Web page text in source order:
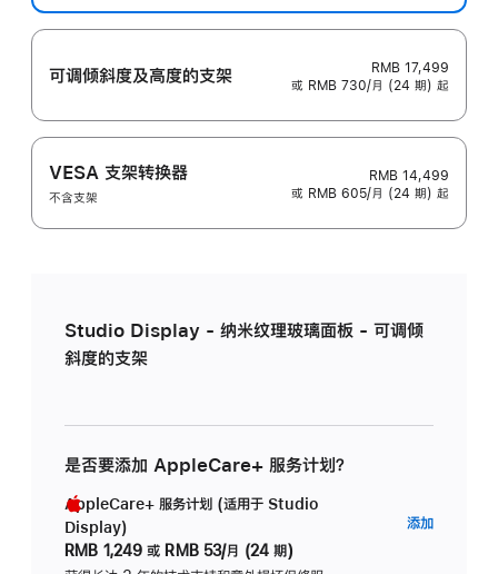
可调倾斜度及高‍度的支‍架
RMB 17,499
或 RMB 730/月 (24 期) 起
VESA 支架转换器
不含支架
RMB 14,499
或 RMB 605/月 (24 期) 起
Studio Display - 纳米纹理玻璃面板 - 可调倾
斜度的支架
是否要添加 AppleCare+ 服务计划？
AppleCare+ 服务计划 (适用于 Studio
Display)
RMB 1,249 或 RMB 53/月 (24 期)
添加